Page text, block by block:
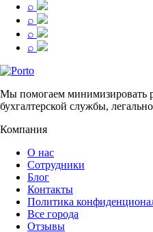
⌕
⌕
⌕
⌕
Мы помогаем минимизировать
бухгалтерской службы,
Компания
О нас
Сотрудники
Блог
Контакты
Политика
Все города
Отзывы